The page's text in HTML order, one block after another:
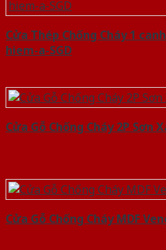
Cửa Thép Chống Cháy 1
hiem-a-SGD
Cửa Gỗ Chống Cháy 2P Sơn
Cửa Gỗ Chống Cháy MDF